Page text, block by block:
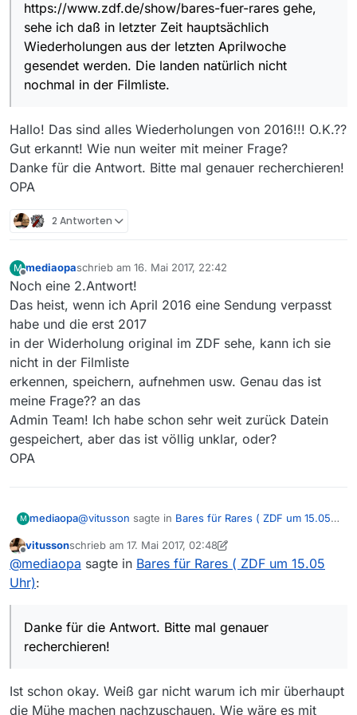
Ruhe!! Keine Aktualisierung??
Bitte lieber Bares für Rares Betreuer :-) schaut mal
nach dem Rechten, an was das leigen kann. Danke!
Eure vielen Fans!
https://www.zdf.de/show/bares-fuer-rares gehe,
sehe ich daß in letzter Zeit hauptsächlich
Wiederholungen aus der letzten Aprilwoche
gesendet werden. Die landen natürlich nicht
nochmal in der Filmliste.
Hallo! Das sind alles Wiederholungen von 2016!!! O.K.??
Gut erkannt! Wie nun weiter mit meiner Frage?
Danke für die Antwort. Bitte mal genauer recherchieren!
OPA
2 Antworten
M
Offline
mediaopaschrieb am 16. Mai 2017, 22:42
zuletzt editiert von
Noch eine 2.Antwort!
Das heist, wenn ich April 2016 eine Sendung verpasst
habe und die erst 2017
in der Widerholung original im ZDF sehe, kann ich sie
nicht in der Filmliste
erkennen, speichern, aufnehmen usw. Genau das ist
meine Frage?? an das
Admin Team! Ich habe schon sehr weit zurück Datein
gespeichert, aber das ist völlig unklar, oder?
OPA
M mediaopa@vitusson sagte in Bares für Rares ( ZDF um 15.05
Wenn ich auf diese Seite
gesendet werden. Die landen natürlich nicht
nochmal in der Filmliste.
Gut erkannt! Wie nun weiter mit meiner Frage?
Danke für die Antwort. Bitte mal genauer
recherchieren!
Offline
vitussonschrieb am 17. Mai 2017, 02:48
zuletzt editiert von vitusson
@mediaopa sagte in Bares für Rares ( ZDF um 15.05
Uhr):
Danke für die Antwort. Bitte mal genauer
recherchieren!
Ist schon okay. Weiß gar nicht warum ich mir überhaupt
die Mühe machen nachzuschauen. Wie wäre es mit